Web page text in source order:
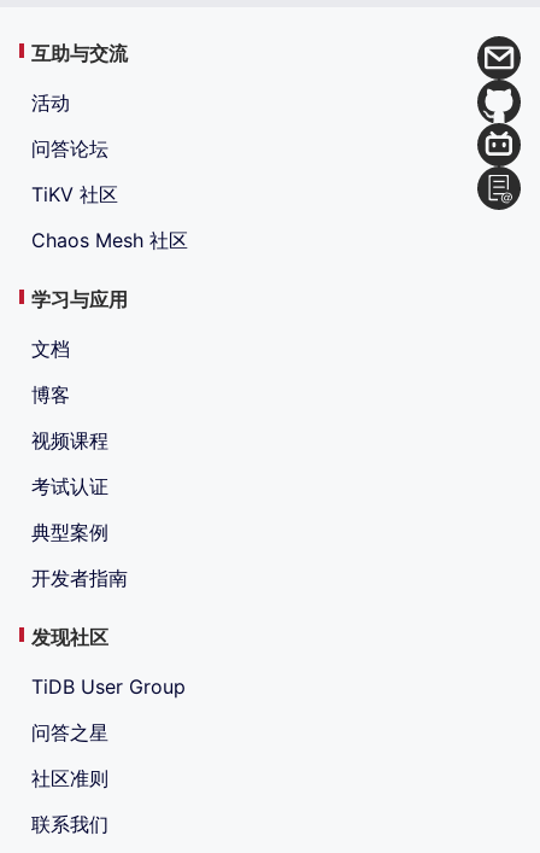
互助与交流
活动
问答论坛
TiKV 社区
Chaos Mesh 社区
学习与应用
文档
博客
视频课程
考试认证
典型案例
开发者指南
发现社区
TiDB User Group
问答之星
社区准则
联系我们